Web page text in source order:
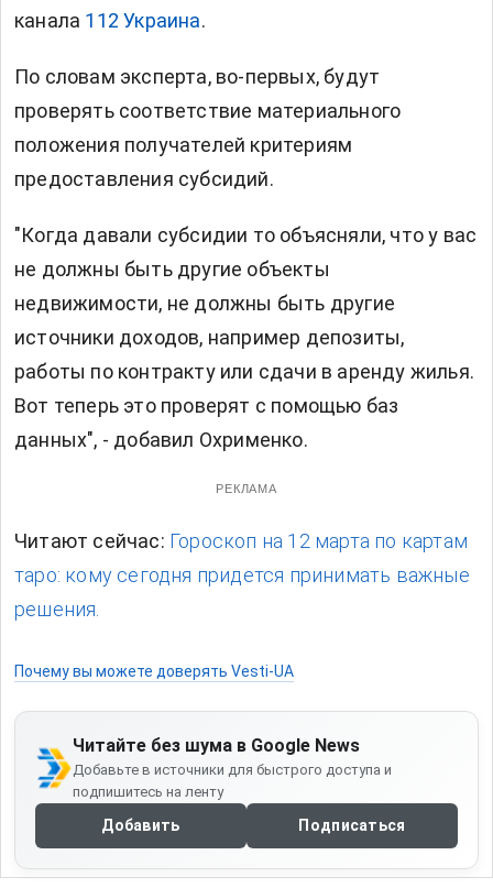
канала 112 Украина.
По словам эксперта, во-первых, будут
проверять соответствие материального
положения получателей критериям
предоставления субсидий.
"Когда давали субсидии то объясняли, что у вас
не должны быть другие объекты
недвижимости, не должны быть другие
источники доходов, например депозиты,
работы по контракту или сдачи в аренду жилья.
Вот теперь это проверят с помощью баз
данных", - добавил Охрименко.
РЕКЛАМА
Читают сейчас: Гороскоп на 12 марта по картам
таро: кому сегодня придется принимать важные
решения.
Почему вы можете доверять Vesti-UA
Читайте без шума в Google News
Добавьте в источники для быстрого доступа и
подпишитесь на ленту
Добавить Подписаться